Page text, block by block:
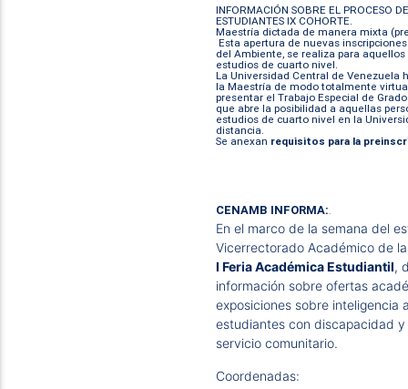
INFORMACIÓN SOBRE EL PROCESO
ESTUDIANTES IX COHORTE.
Maestría dictada de manera mixta
Esta apertura de nuevas
del Ambiente, se realiza para
estudios de cuarto nivel.
La Universidad Central de Venezuela
la Maestría de modo totalmente
presentar el Trabajo Especial de
que abre la posibilidad a aquellas
estudios de cuarto nivel en la
distancia.
Se anexan requisitos para la
CENAMB INFORMA:.
En el marco de la semana del
Vicerrectorado Académico de
I Feria Académica Estudiantil,
información sobre ofertas
exposiciones sobre inteligencia
estudiantes con discapacidad
servicio comunitario.
Coordenadas: